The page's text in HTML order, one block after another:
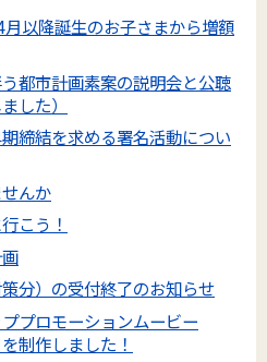
以降誕生のお子さまから増額
都市計画素案の説明会と公聴
した）
締結を求める署名活動につい
んか
こう！
分）の受付終了のお知らせ
プロモーションムービー
制作しました！